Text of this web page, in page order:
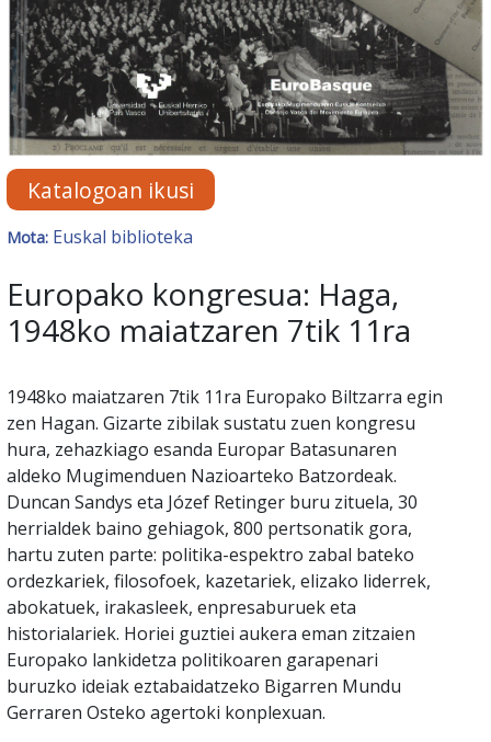
Katalogoan ikusi
Mota: Euskal biblioteka
Europako kongresua: Haga,
1948ko maiatzaren 7tik 11ra
1948ko maiatzaren 7tik 11ra Europako Biltzarra egin
zen Hagan. Gizarte zibilak sustatu zuen kongresu
hura, zehazkiago esanda Europar Batasunaren
aldeko Mugimenduen Nazioarteko Batzordeak.
Duncan Sandys eta Józef Retinger buru zituela, 30
herrialdek baino gehiagok, 800 pertsonatik gora,
hartu zuten parte: politika-espektro zabal bateko
ordezkariek, filosofoek, kazetariek, elizako liderrek,
abokatuek, irakasleek, enpresaburuek eta
historialariek. Horiei guztiei aukera eman zitzaien
Europako lankidetza politikoaren garapenari
buruzko ideiak eztabaidatzeko Bigarren Mundu
Gerraren Osteko agertoki konplexuan.